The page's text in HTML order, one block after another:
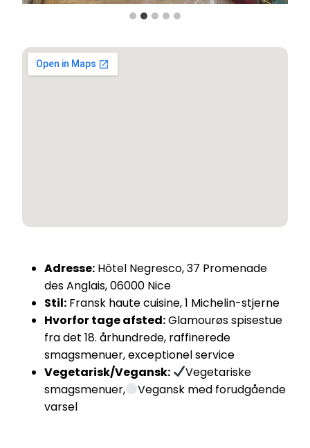
Adresse: Hôtel Negresco, 37 Promenade
des Anglais, 06000 Nice
Stil: Fransk haute cuisine, 1 Michelin-stjerne
Hvorfor tage afsted:Glamourøs spisestue
fra det 18. århundrede, raffinerede
smagsmenuer, exceptionel service
Vegetarisk/Vegansk:
Vegetariske
smagsmenuer,
Vegansk med forudgående
varsel